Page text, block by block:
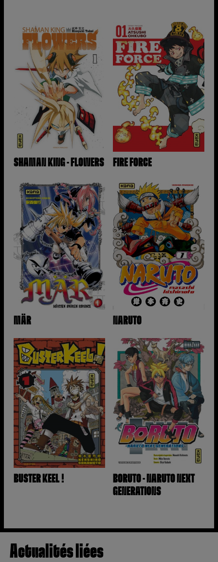
SHAMAN KING - FLOWERS FIRE FORCE
MÄR NARUTO
BUSTER KEEL !
BORUTO - NARUTO NEXT
GENERATIONS
Actualités liées